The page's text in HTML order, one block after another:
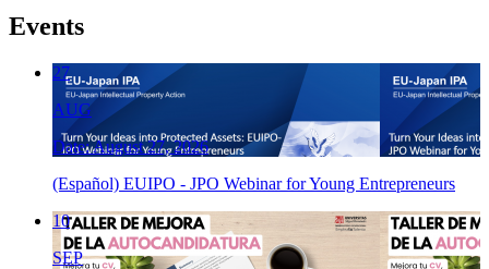
Events
27
AUG
Date: August 27, 2026
(Español) EUIPO - JPO Webinar for Young Entrepreneurs
10
SEP